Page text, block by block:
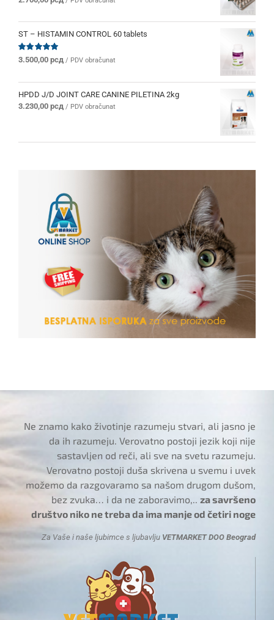
od 5
ST – HISTAMIN CONTROL 60 tablets
Ocenjeno
od 5
3.500,00 рсд / PDV obračunat
HPDD J/D JOINT CARE CANINE PILETINA 2kg
3.230,00 рсд / PDV obračunat
Ne znamo kako životinje razumeju stvari, ali jasno je
da ih razumeju. Verovatno postoji jezik koji nije
sastavljen od reči, ali sve na svetu razumeju.
Verovatno postoji duša skrivena u svemu i uvek
možemo da razgovaramo sa našom drugom dušom,
bez zvuka… i da ne zaboravimo,..za savršeno
društvo niko ne treba da ima manje od četiri noge
Za Vaše i naše ljubimce s ljubavlju VETMARKET DOO Beograd